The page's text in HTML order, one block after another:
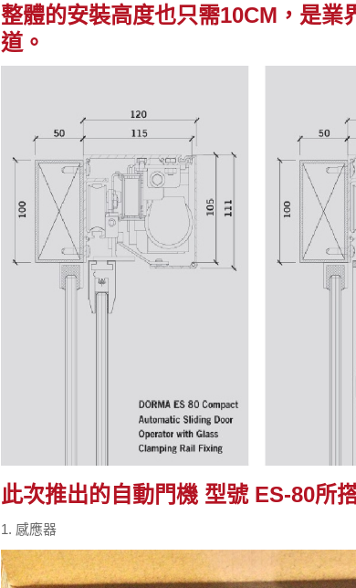
整體的安裝高度也只需10CM，是業
道。
此次推出的自動門機 型號 ES-80所
1. 感應器